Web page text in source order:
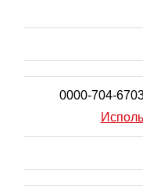
0000-704-